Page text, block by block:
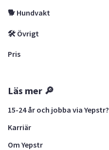
🐕 Hundvakt
🛠 Övrigt
Pris
Läs mer 🔎
15-24 år och jobba via Yepstr?
Karriär
Om Yepstr